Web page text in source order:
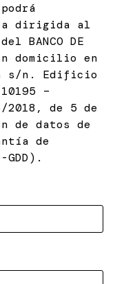
dirigida al
BANCO DE
con domicilio en
s/n. Edificio
–
2018, de 5 de
de datos de
de